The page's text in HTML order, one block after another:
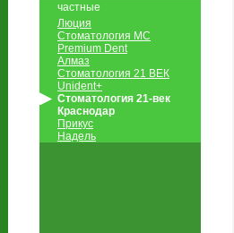
частные
Люция
Стоматология МС
Premium Dent
Алмаз
Стоматология 21 ВЕК
Unident+
Стоматология 21-век
Краснодар
Прикус
Надель